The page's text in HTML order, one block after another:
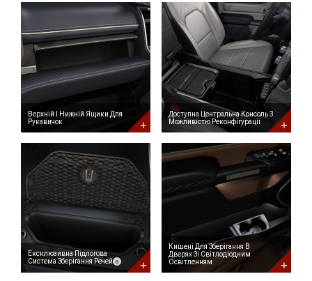
Верхній
І
Нижній
Ящики
Для
Рукавичок
Upper
and
Lower
Glove
Compartments
Верхній І Нижній Ящики Для
Рукавичок
Доступна
Центральна
Консоль
З
Можливістю
Реконфігурації
Available
Reconfigurable
Center
Console
Доступна Центральна Консоль З
Можливістю Реконфігурації
Підлогова
Система
Зберігання
<span
style='white-
space:nowrap;'>Речей<span
data-
component='DisclosureBubble'
title='Клас
на
базі
великих
малотоннажних
Ексклюзивна Підлогова
Система Зберігання Речей
( Disclosure
6
)
Кишені
Для
В
Дверях
Зі
Світлодіодним
Освітленням
Pocket
Storage
with
LED
Lights
Кишені Для Зберігання В
Дверях Зі Світлодіодним
Освітленням